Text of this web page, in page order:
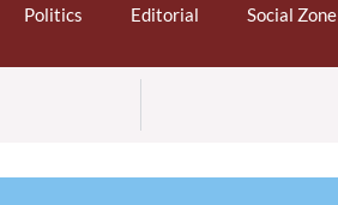
Politics Editorial Social Zone